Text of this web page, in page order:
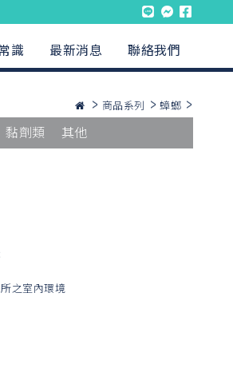
識 最新消息 聯絡我們
商品系列 蟑螂
黏劑類 其他
之室內環境